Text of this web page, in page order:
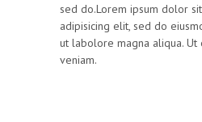
sed do.Lorem ipsum dolor
adipisicing elit, sed do
ut labolore magna aliqua. Ut
veniam.